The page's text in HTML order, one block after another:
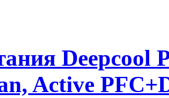
Deepcool
Active